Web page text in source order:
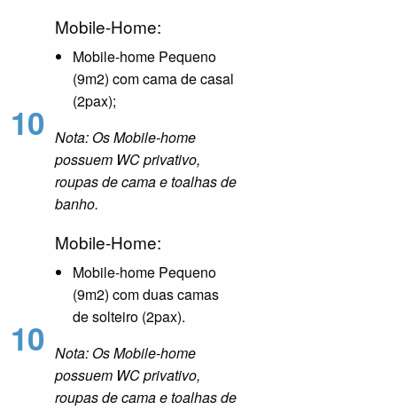
10
Mobile-Home:
Mobile-home Pequeno
(9m2) com cama de casal
(2pax);
Nota: Os Mobile-home
possuem WC privativo,
roupas de cama e toalhas de
banho.
10
Mobile-Home:
Mobile-home Pequeno
(9m2) com duas camas
de solteiro (2pax).
Nota: Os Mobile-home
possuem WC privativo,
roupas de cama e toalhas de